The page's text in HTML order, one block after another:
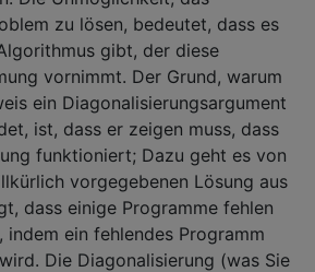
zu lösen, bedeutet, dass es
gibt, der diese
vornimmt. Der Grund, warum
ein Diagonalisierungsargument
ist, dass er zeigen muss, dass
funktioniert; Dazu geht es von
vorgegebenen Lösung aus
dass einige Programme fehlen
indem ein fehlendes Programm
Die Diagonalisierung (was Sie